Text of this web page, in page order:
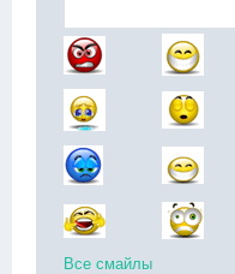
Все смайлы